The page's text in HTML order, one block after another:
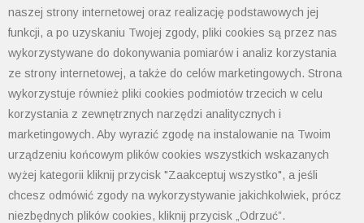
naszej strony internetowej oraz realizację podstawowych jej
funkcji, a po uzyskaniu Twojej zgody, pliki cookies są przez nas
wykorzystywane do dokonywania pomiarów i analiz korzystania
ze strony internetowej, a także do celów marketingowych. Strona
wykorzystuje również pliki cookies podmiotów trzecich w celu
korzystania z zewnętrznych narzędzi analitycznych i
marketingowych. Aby wyrazić zgodę na instalowanie na Twoim
urządzeniu końcowym plików cookies wszystkich wskazanych
wyżej kategorii kliknij przycisk "Zaakceptuj wszystko", a jeśli
chcesz odmówić zgody na wykorzystywanie jakichkolwiek, prócz
niezbędnych plików cookies, kliknij przycisk „Odrzuć”.
POLIMET S. Kij spółka jawna
43-300 Bielsko-Biała ul. Grażyńskiego 74
Polityka prywatności
Polityka cookies
Informacja od administratora danych
Informacje GPSR
Ogólne warunki sprzedaży
tel: 33 497-77-77
biuro@polimet.com.pl